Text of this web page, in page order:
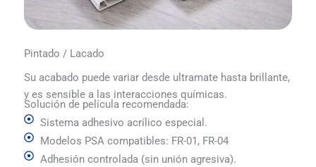
Pintado / Lacado
Su acabado puede variar desde ultramate hasta brillante,
y es sensible a las interacciones químicas.
Solución de película recomendada:
Sistema adhesivo acrílico especial.
Modelos PSA compatibles: FR-01, FR-04
Adhesión controlada (sin unión agresiva).